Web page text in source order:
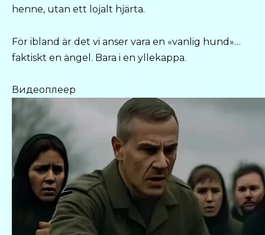
henne, utan ett lojalt hjärta.
För ibland är det vi anser vara en «vanlig hund»…
faktiskt en ängel. Bara i en yllekappa.
Видеоплеер